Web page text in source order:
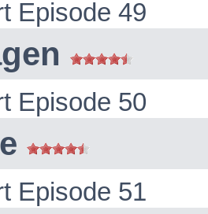
Episode 49
Episode 50
Episode 51